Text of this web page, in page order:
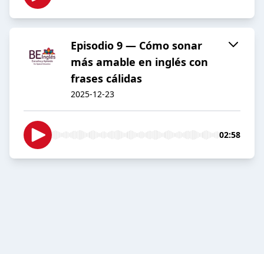
Episodio 9 — Cómo sonar
más amable en inglés con
frases cálidas
2025-12-23
02:58